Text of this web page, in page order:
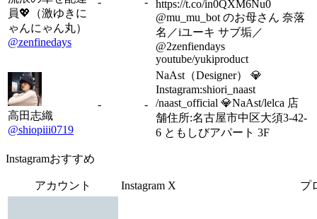
員💖（激ゆきに
ゃんにゃん丸）
@zenfinedays
https://t.co/in0QXM6Nu0
@mu_mu_bot のお母さん 奈落
名／iユーキ サブ垢／
@2zenfiendays
youtube/yukiproduct
高田志織
@shiopiii0719
- -
NaAst（Designer） 💎
Instagram:shiori_naast
/naast_official 💎NaAst/lelca 店
舗住所:名古屋市中区大須3-42-
6 ともしびアパート 3F
Instagramおすすめ
アカウント Instagram X プ